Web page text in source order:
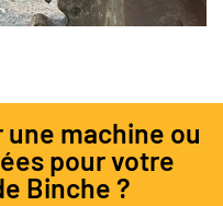
machine ou
pour votre
Binche ?